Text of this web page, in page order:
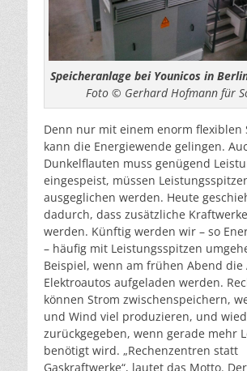
Speicheranlage bei Younicos in
Foto © Gerhard Hofmann für
Denn nur mit einem enorm flexiblen
kann die Energiewende gelingen.
Dunkelflauten muss genügend
eingespeist, müssen
ausgeglichen werden. Heute
dadurch, dass zusätzliche
werden. Künftig werden wir – so
– häufig mit Leistungsspitzen
Beispiel, wenn am frühen Abend die
Elektroautos aufgeladen werden.
können Strom zwischenspeichern,
und Wind viel produzieren, und
zurückgegeben, wenn gerade mehr
benötigt wird. „Rechenzentren statt
Gaskraftwerke“, lautet das Motto.